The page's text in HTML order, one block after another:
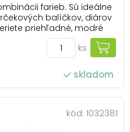
farieb. Sú ideálne
balíčkov, diárov
priehľadné, modré
dodajú vašim
ich originalitu. Vďaka
strane...
ks
skladom
kód: 1032381